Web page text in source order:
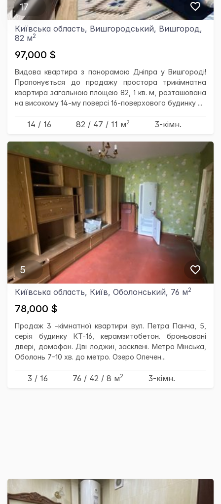
17
Київська область, Вишгородський, Вишгород,
82 м2
97,000 $
Видова квартира з панорамою Дніпра у Вишгороді!
Пропонується до продажу простора трикімнатна
квартира загальною площею 82, 1 кв. м, розташована
на високому 14-му поверсі 16-поверхового будинку ...
14 / 16 82 / 47 / 11 м2 3-кімн.
5
Київська область, Київ, Оболонський, 76 м2
78,000 $
Продаж 3 -кімнатної квартири вул. Петра Панча, 5,
серія будинку КТ-16, керамзитобетон. броньовані
двері, домофон. Дві лоджиї, засклені. Метро Мінська,
Оболонь 7-10 хв. до метро. Озеро Опечен...
3 / 16 76 / 42 / 8 м2 3-кімн.